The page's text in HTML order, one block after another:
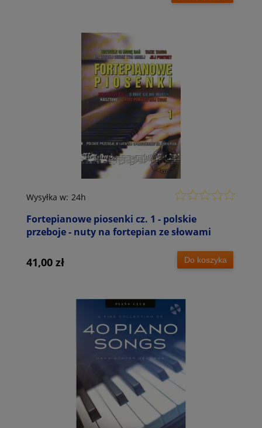
Fortepianowe piosenki cz. 1 - polskie
przeboje - nuty na fortepian ze słowami
Wysyłka w: 24h
41,00 zł Do koszyka